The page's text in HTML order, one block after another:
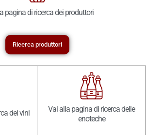
pagina di ricerca dei produttori
Ricerca produttori
dei vini
Vai alla pagina di ricerca delle
enoteche